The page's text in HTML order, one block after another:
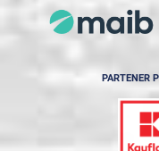
PARTENER